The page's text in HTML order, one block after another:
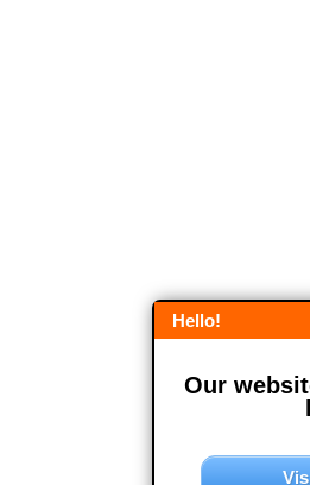
Hello!
Our